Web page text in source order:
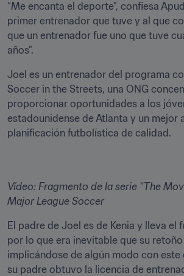
“Me encanta el deporte”, confiesa
primer entrenador que tuve y al que
que un entrenador fue uno que tuve
años”.
Joel es un entrenador del programa
Soccer in the Streets, una ONG
proporcionar oportunidades a los
estadounidense de Atlanta y un mejor
planificación futbolística de calidad.
Vídeo: Fragmento de la serie “The
Major League Soccer
El padre de Joel es de Kenia y lleva el
por lo que era inevitable que su
implicándose de algún modo con
su padre obtuvo la licencia de